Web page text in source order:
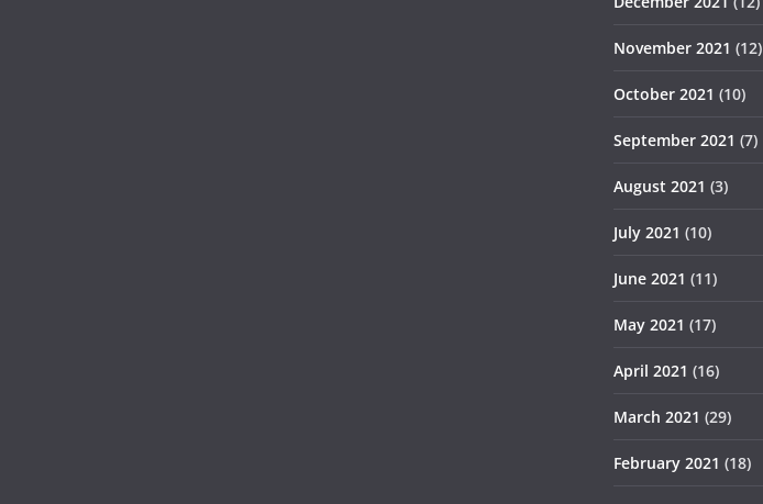
November 2021 (12)
October 2021 (10)
September 2021 (7)
August 2021 (3)
July 2021 (10)
June 2021 (11)
May 2021 (17)
April 2021 (16)
March 2021 (29)
February 2021 (18)